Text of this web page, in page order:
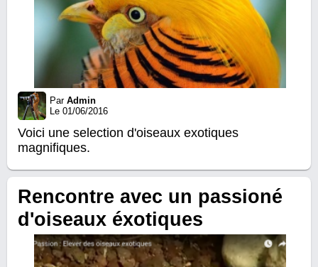
Par Admin
Le 01/06/2016
Voici une selection d'oiseaux exotiques
magnifiques.
Rencontre avec un passioné
d'oiseaux éxotiques